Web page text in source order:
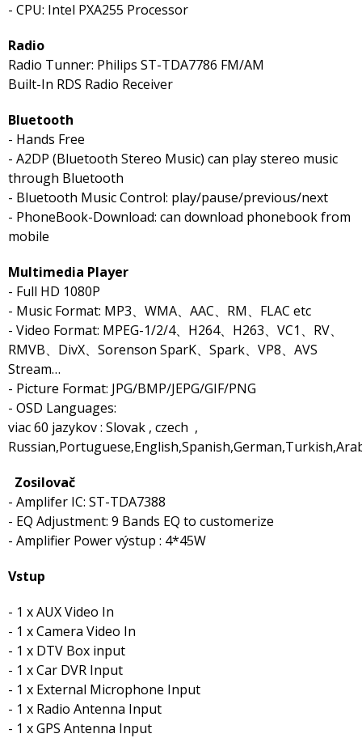
- CPU: Intel PXA255 Processor
Radio
Radio Tunner: Philips ST-TDA7786 FM/AM
Built-In RDS Radio Receiver
Bluetooth
- Hands Free
- A2DP (Bluetooth Stereo Music) can play stereo music
through Bluetooth
- Bluetooth Music Control: play/pause/previous/next
- PhoneBook-Download: can download phonebook from
mobile
Multimedia Player
- Full HD 1080P
- Music Format: MP3、WMA、AAC、RM、FLAC etc
- Video Format: MPEG-1/2/4、H264、H263、VC1、RV、
RMVB、DivX、Sorenson SparK、Spark、VP8、AVS
Stream…
- Picture Format: JPG/BMP/JEPG/GIF/PNG
- OSD Languages:
viac 60 jazykov : Slovak , czech ,
Zosilovač
- Amplifer IC: ST-TDA7388
- EQ Adjustment: 9 Bands EQ to customerize
- Amplifier Power výstup : 4*45W
Vstup
- 1 x AUX Video In
- 1 x Camera Video In
- 1 x DTV Box input
- 1 x Car DVR Input
- 1 x External Microphone Input
- 1 x Radio Antenna Input
- 1 x GPS Antenna Input